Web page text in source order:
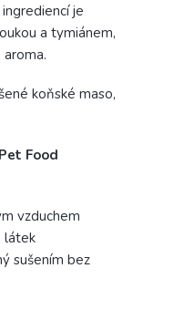
je
a tymiánem,
koňské maso,
Food
vzduchem
látek
sušením bez